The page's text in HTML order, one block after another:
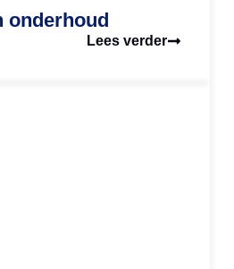
onderhoud
Lees verder